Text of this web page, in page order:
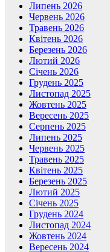
Липень 2026
Червень 2026
Травень 2026
Квітень 2026
Березень 2026
Лютий 2026
Січень 2026
Грудень 2025
Листопад 2025
Жовтень 2025
Вересень 2025
Серпень 2025
Липень 2025
Червень 2025
Травень 2025
Квітень 2025
Березень 2025
Лютий 2025
Січень 2025
Грудень 2024
Листопад 2024
Жовтень 2024
Вересень 2024